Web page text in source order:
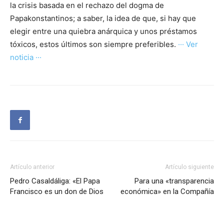
la crisis basada en el rechazo del dogma de
Papakonstantinos; a saber, la idea de que, si hay que
elegir entre una quiebra anárquica y unos préstamos
tóxicos, estos últimos son siempre preferibles. ··· Ver
noticia ···
Artículo anterior
Pedro Casaldáliga: «El Papa
Francisco es un don de Dios
Artículo siguiente
Para una «transparencia
económica» en la Compañía